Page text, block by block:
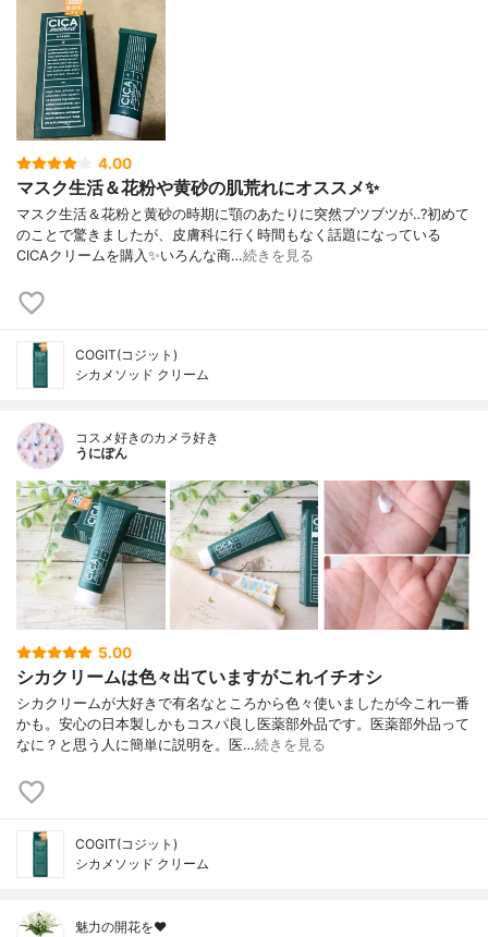
4.00
マスク生活＆花粉や黄砂の肌荒れにオススメ✨
マスク生活＆花粉と黄砂の時期に顎のあたりに突然ブツブツが‥?初めて
のことで驚きましたが、皮膚科に行く時間もなく話題になっている
CICAクリームを購入✨いろんな商…続きを見る
COGIT(コジット)
シカメソッド クリーム
コスメ好きのカメラ好き
うにぽん
5.00
シカクリームは色々出ていますがこれイチオシ
シカクリームが大好きで有名なところから色々使いましたが今これ一番
かも。安心の日本製しかもコスパ良し医薬部外品です。医薬部外品って
なに？と思う人に簡単に説明を。医…続きを見る
COGIT(コジット)
シカメソッド クリーム
魅力の開花を❤︎